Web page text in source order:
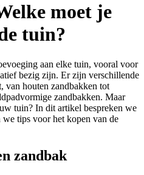
moet je
tuin?
aan elke tuin, vooral voor
bezig zijn. Er zijn verschillende
van houten zandbakken tot
zandbakken. Maar
tuin? In dit artikel bespreken we
tips voor het kopen van de
zandbak